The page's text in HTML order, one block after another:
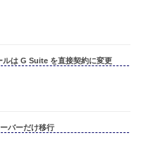
は G Suite を直接契約に変更
バーだけ移行